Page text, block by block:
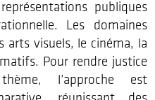
publiques
Les domaines
arts visuels, le cinéma, la
Pour rendre justice
l’approche est